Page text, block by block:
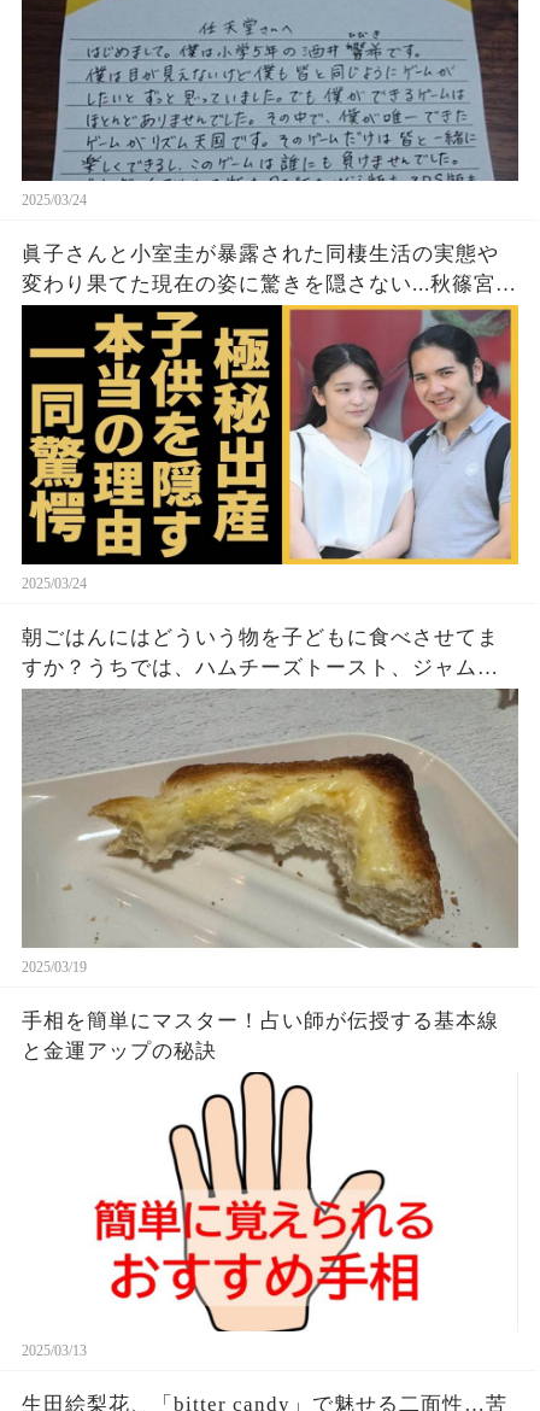
2025/03/24
眞子さんと小室圭が暴露された同棲生活の実態や
変わり果てた現在の姿に驚きを隠さない...秋篠宮家
の長女がアメリカで極秘出産の真相や暴露された
ヤバいO癖に言葉を失う...
2025/03/24
朝ごはんにはどういう物を子どもに食べさせてま
すか？うちでは、ハムチーズトースト、ジャムト
ースト、ピーナッツバタートーストをよく作りま
す。やっぱこんなんダメよね…
2025/03/19
手相を簡単にマスター！占い師が伝授する基本線
と金運アップの秘訣
2025/03/13
生田絵梨花、「bitter candy」で魅せる二面性…苦